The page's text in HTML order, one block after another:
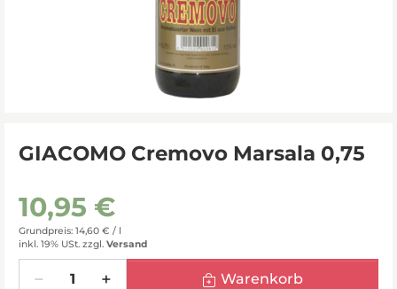
GIACOMO Cremovo Marsala 0,75
10,95 €
Grundpreis: 14,60 € / l
inkl. 19% USt. zzgl. Versand
Warenkorb